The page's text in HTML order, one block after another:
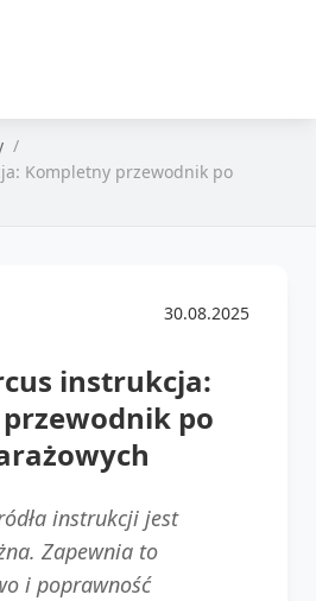
Kompletny przewodnik po
30.08.2025
instrukcja:
po
instrukcji jest
Zapewnia to
i poprawność